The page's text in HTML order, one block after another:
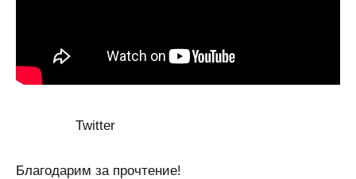
Twitter
Благодарим за прочтение!